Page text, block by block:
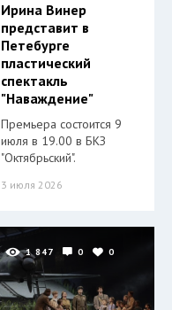
Ирина Винер
представит в
Петебурге
пластический
спектакль
"Наваждение"
Премьера состоится 9
июля в 19.00 в БКЗ
"Октябрьский".
3 июля 2026
1 847 0 0